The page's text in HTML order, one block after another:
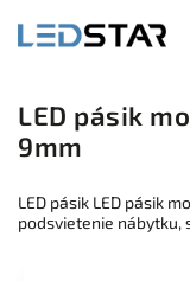
LED pásik
9mm
LED pásik LED pásik
podsvietenie nábytku,